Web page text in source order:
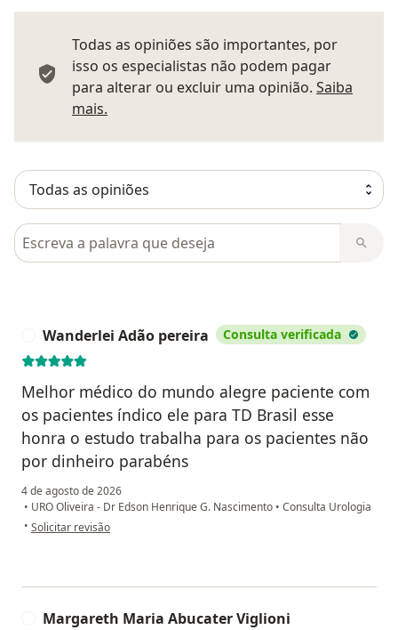
Todas as opiniões são importantes, por
isso os especialistas não podem pagar
para alterar ou excluir uma opinião. Saiba
mais.
Pesquisar em opiniões
Wanderlei Adão pereira Consulta verificada
Melhor médico do mundo alegre paciente com
os pacientes índico ele para TD Brasil esse
honra o estudo trabalha para os pacientes não
por dinheiro parabéns
4 de agosto de 2026
• URO Oliveira - Dr Edson Henrique G. Nascimento • Consulta Urologia
• na opinião do utilizador Wanderlei Adão pereira
Solicitar revisão
Margareth Maria Abucater Viglioni